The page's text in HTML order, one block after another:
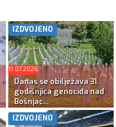
IZDVOJENO
11.07.2026
Danas se obilježava 31.
godišnjica genocida nad
Bošnjac...
IZDVOJENO